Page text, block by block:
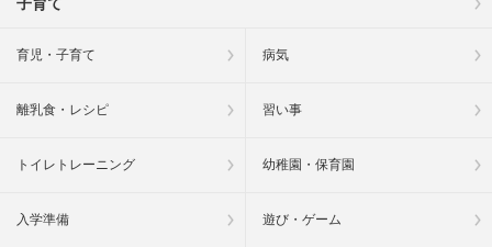
育児・子育て 病気
離乳食・レシピ 習い事
トイレトレーニング 幼稚園・保育園
入学準備 遊び・ゲーム